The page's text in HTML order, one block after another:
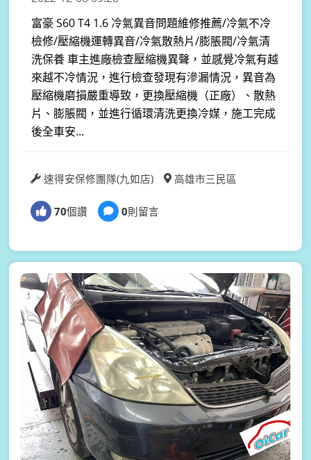
富豪 S60 T4 1.6 冷氣異音問題維修推薦/冷氣不冷
檢修/壓縮機運轉異音/冷氣散熱片/膨脹閥/冷氣清
洗保養 車主進廠檢查壓縮機異聲，並感覺冷氣有越
來越不冷情況，進行檢查發現有滲漏情況，異音為
壓縮機磨損嚴重導致，更換壓縮機（正廠）、散熱
片、膨脹閥，並進行循環清洗更換冷媒，施工完成
後全車安...
速得安保修團隊(九如店) 高雄市三民區
70個讚 0則留言